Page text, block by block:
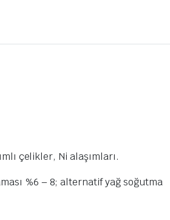
çelikler, Ni alaşımları.
%6 – 8; alternatif yağ soğutma